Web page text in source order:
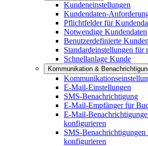
Kundeneinstellungen
Kundendaten-
Pflichtfelder für
Notwendige Kundendaten
Benutzerdefinierte
Standardeinstellungen für
Schnellanlage Kunde
Kommunikation &
E-Mail-Einstellungen
SMS-Benachrichtigung
E-Mail-Empfänger für
E-Mail-
konfigurieren
SMS-Benachrichtigungen
konfigurieren